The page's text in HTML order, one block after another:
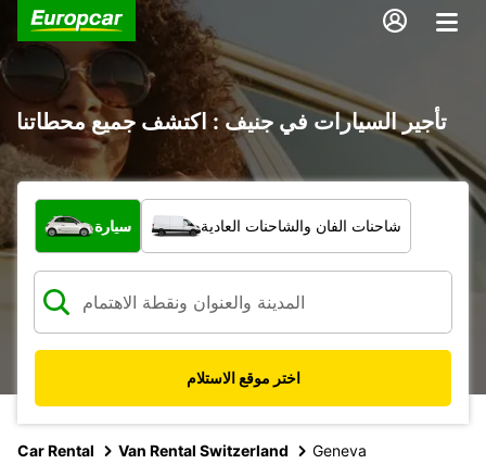
تأجير السيارات في جنيف : اكتشف جميع محطاتنا
ما نوع المركبة؟
سيارة شاحنات الفان والشاحنات العادية
اختر موقع الاستلام
Car Rental Van Rental Switzerland Geneva